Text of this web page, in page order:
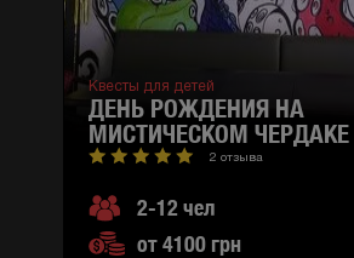
Квесты для детей
ДЕНЬ РОЖДЕНИЯ НА
МИСТИЧЕСКОМ ЧЕРДАКЕ
2 отзыва
2-12 чел
от 4100 грн